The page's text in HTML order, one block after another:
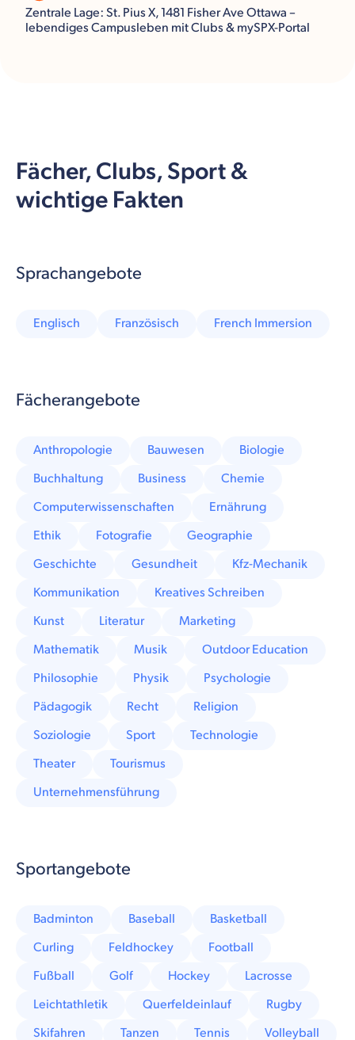
Zentrale Lage: St. Pius X, 1481 Fisher Ave Ottawa –
lebendiges Campusleben mit Clubs & mySPX-Portal
Fächer, Clubs, Sport &
wichtige Fakten
Sprachangebote
Englisch Französisch French Immersion
Fächerangebote
Anthropologie Bauwesen
Biologie
Buchhaltung
Business
Chemie
Computerwissenschaften
Ernährung
Ethik
Fotografie
Geographie
Geschichte
Gesundheit
Kfz-Mechanik
Kommunikation
Kreatives Schreiben
Kunst
Literatur
Marketing
Mathematik
Musik
Outdoor Education
Philosophie
Physik
Psychologie
Pädagogik
Recht
Religion
Soziologie
Sport
Technologie
Theater
Tourismus
Unternehmensführung
Sportangebote
Badminton Baseball
Basketball
Curling
Feldhockey
Football
Fußball
Golf Hockey
Lacrosse
Leichtathletik
Querfeldeinlauf
Rugby
Skifahren
Tanzen Tennis Volleyball